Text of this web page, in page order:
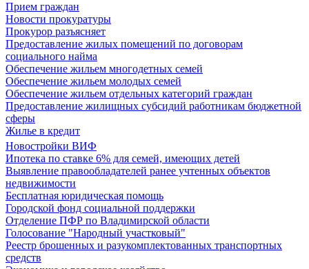
Прием граждан
Новости прокуратуры
Прокурор разъясняет
Предоставление жилых помещений по договорам
социального найма
Обеспечение жильем многодетных семей
Обеспечение жильем молодых семей
Обеспечение жильем отдельных категорий граждан
Предоставление жилищных субсидий работникам бюджетной
сферы
Жилье в кредит
Новостройки ВИФ
Ипотека по ставке 6% для семей, имеющих детей
Выявление правообладателей ранее учтенных объектов
недвижимости
Бесплатная юридическая помощь
Городской фонд социальной поддержки
Отделение ПФР по Владимирской области
Голосование "Народный участковый"
Реестр брошенных и разукомплектованных транспортных
средств